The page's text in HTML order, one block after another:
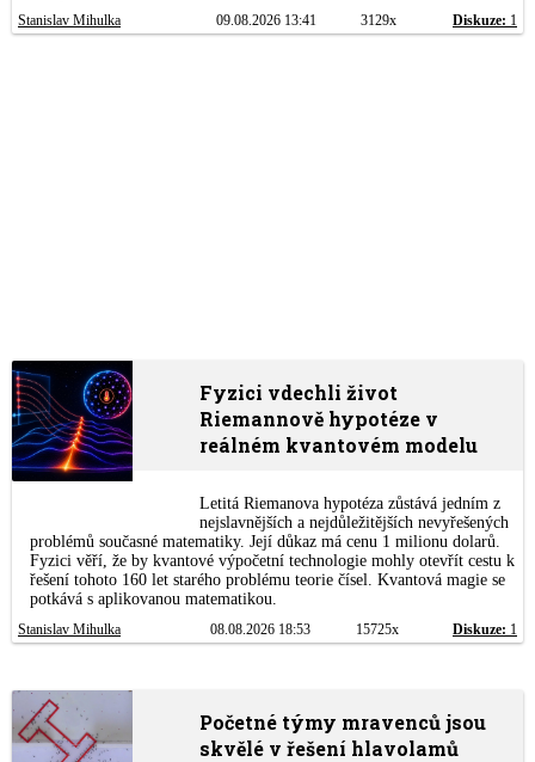
Stanislav Mihulka 09.08.2026 13:41 3129x Diskuze: 1
Fyzici vdechli život
Riemannově hypotéze v
reálném kvantovém modelu
Letitá Riemanova hypotéza zůstává jedním z
nejslavnějších a nejdůležitějších nevyřešených
problémů současné matematiky. Její důkaz má cenu 1 milionu dolarů.
Fyzici věří, že by kvantové výpočetní technologie mohly otevřít cestu k
řešení tohoto 160 let starého problému teorie čísel. Kvantová magie se
potkává s aplikovanou matematikou.
Stanislav Mihulka 08.08.2026 18:53 15725x Diskuze: 1
Početné týmy mravenců jsou
skvělé v řešení hlavolamů